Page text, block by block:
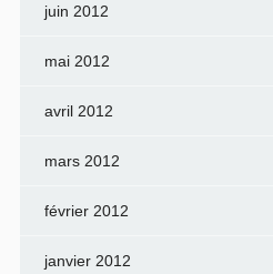
juin 2012
mai 2012
avril 2012
mars 2012
février 2012
janvier 2012